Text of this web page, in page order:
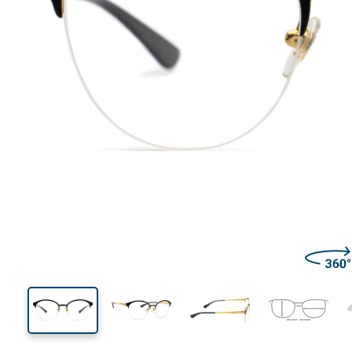
Largeur des verres
44 mm
Largeur des verres Largeur des verres
Largeur
des verres